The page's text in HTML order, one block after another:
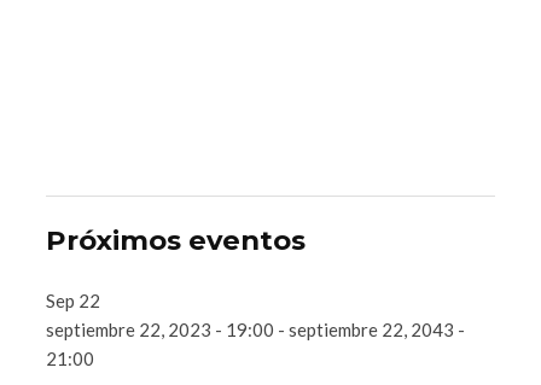
Próximos eventos
Sep 22
septiembre 22, 2023 - 19:00 - septiembre 22, 2043 -
21:00